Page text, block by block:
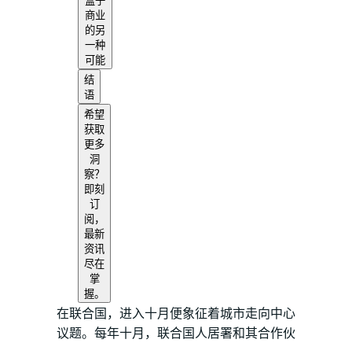
商业
的另
一种
可能
结
语
希望
获取
更多
洞
察？
即刻
订
阅，
最新
资讯
尽在
掌
握。
在联合国，进入十月便象征着城市走向中心
议题。每年十月，联合国人居署和其合作伙